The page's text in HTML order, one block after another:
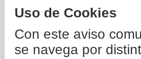
Uso de Cookies
Con este aviso
se navega por